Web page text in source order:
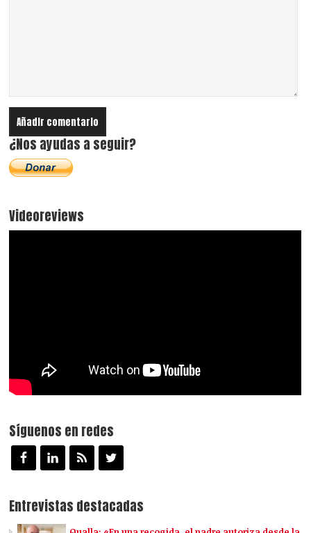
¿Nos ayudas a seguir?
Videoreviews
Síguenos en redes
Entrevistas destacadas